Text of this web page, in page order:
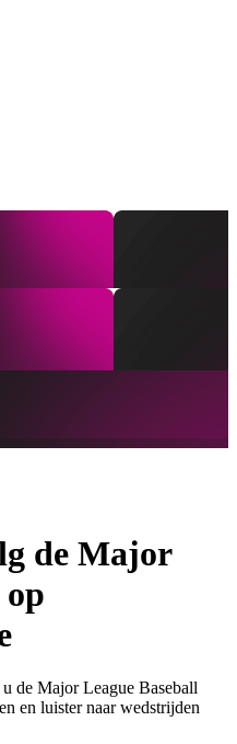
de Major
de Major League Baseball
en luister naar wedstrijden